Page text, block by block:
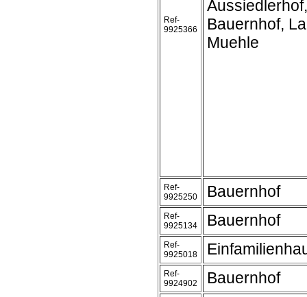
Ref-
9925366
Bauernhof,
Muehle
Ref-
9925250
Bauernhof
Ref-
9925134
Bauernhof
Ref-
9925018
Ref-
9924902
Bauernhof